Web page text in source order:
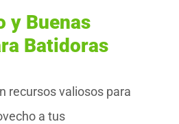
y Buenas
Batidoras
recursos valiosos para
a tus